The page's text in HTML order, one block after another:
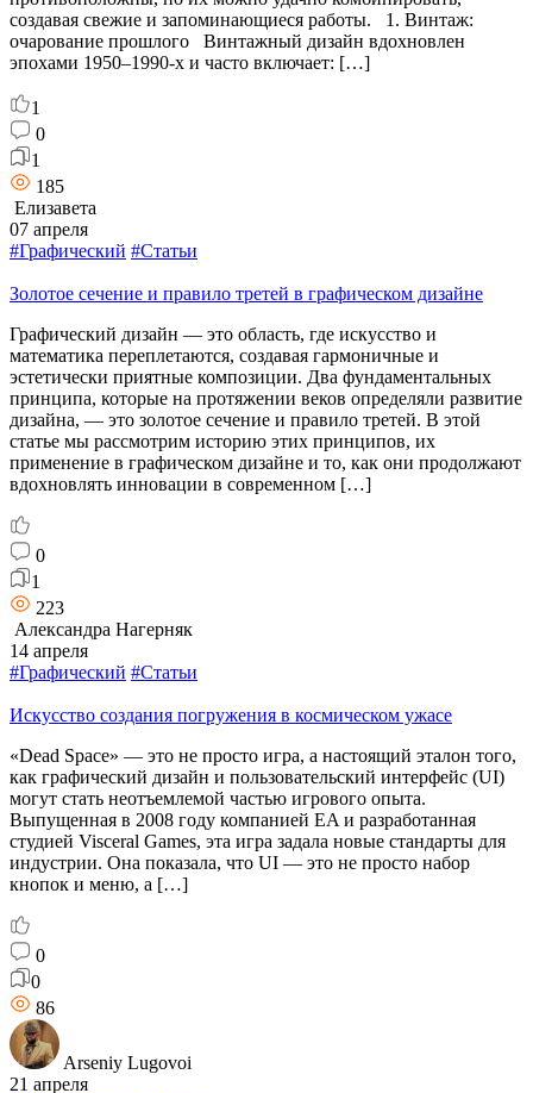
создавая свежие и запоминающиеся работы. 1. Винтаж:
очарование прошлого Винтажный дизайн вдохновлен
эпохами 1950–1990-х и часто включает: […]
1
0
1
185
Елизавета
07 апреля
#Графический #Статьи
Золотое сечение и правило третей в графическом дизайне
Графический дизайн — это область, где искусство и
математика переплетаются, создавая гармоничные и
эстетически приятные композиции. Два фундаментальных
принципа, которые на протяжении веков определяли развитие
дизайна, — это золотое сечение и правило третей. В этой
статье мы рассмотрим историю этих принципов, их
применение в графическом дизайне и то, как они продолжают
вдохновлять инновации в современном […]
0
1
223
Александра Нагерняк
14 апреля
#Графический #Статьи
Искусство создания погружения в космическом ужасе
«Dead Space» — это не просто игра, а настоящий эталон того,
как графический дизайн и пользовательский интерфейс (UI)
могут стать неотъемлемой частью игрового опыта.
Выпущенная в 2008 году компанией EA и разработанная
студией Visceral Games, эта игра задала новые стандарты для
индустрии. Она показала, что UI — это не просто набор
кнопок и меню, а […]
0
0
86
Arseniy Lugovoi
21 апреля